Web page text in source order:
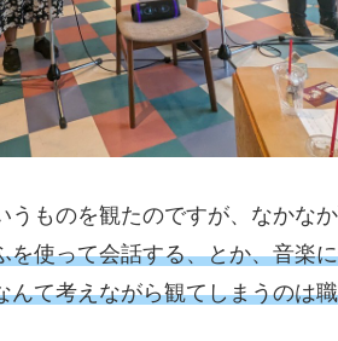
ものを観たのですが、なかなか
を使って会話する、とか、音楽
んて考えながら観てしまうのは